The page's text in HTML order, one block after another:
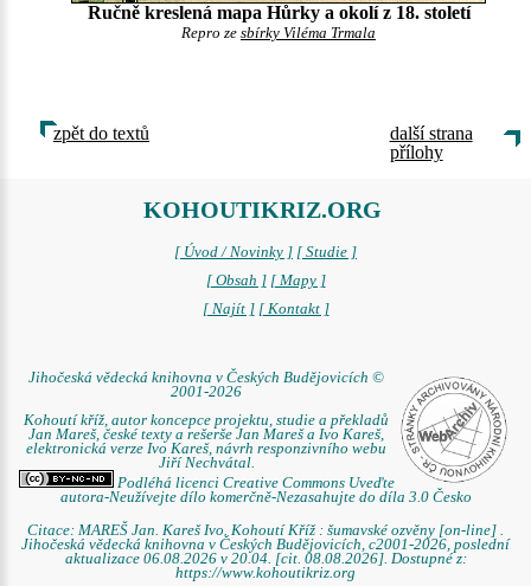
Ručně kreslená mapa Hůrky a okolí z 18. století
Repro ze sbírky Viléma Trmala
zpět do textů
další strana
přílohy
KOHOUTIKRIZ.ORG
[ Úvod / Novinky ] [ Studie ]
[ Obsah ] [ Mapy ]
[ Najít ] [ Kontakt ]
Jihočeská vědecká knihovna v Českých Budějovicích ©
2001-2026
Kohoutí kříž, autor koncepce projektu, studie a překladů
Jan Mareš, české texty a rešerše Jan Mareš a Ivo Kareš,
elektronická verze Ivo Kareš, návrh responzivního webu
Jiří Nechvátal.
Podléhá licenci Creative Commons Uveďte
autora-Neužívejte dílo komerčně-Nezasahujte do díla 3.0 Česko
Citace: MAREŠ Jan. Kareš Ivo. Kohoutí Kříž : šumavské ozvěny [on-line] .
Jihočeská vědecká knihovna v Českých Budějovicích, c2001-2026, poslední
aktualizace 06.08.2026 v 20.04. [cit. 08.08.2026]. Dostupné z:
https://www.kohoutikriz.org